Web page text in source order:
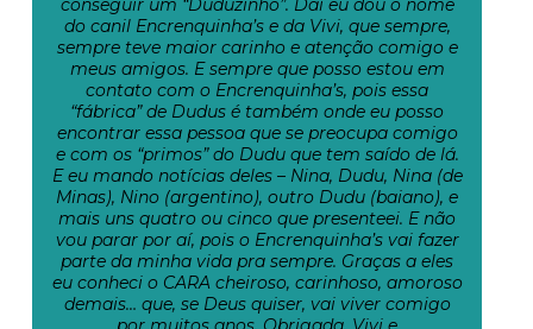
conseguir um “Duduzinho”. Daí eu dou o nome
do canil Encrenquinha’s e da Vivi, que sempre,
sempre teve maior carinho e atenção comigo e
meus amigos. E sempre que posso estou em
contato com o Encrenquinha’s, pois essa
“fábrica” de Dudus é também onde eu posso
encontrar essa pessoa que se preocupa comigo
e com os “primos” do Dudu que tem saído de lá.
E eu mando notícias deles – Nina, Dudu, Nina (de
Minas), Nino (argentino), outro Dudu (baiano), e
mais uns quatro ou cinco que presenteei. E não
vou parar por aí, pois o Encrenquinha’s vai fazer
parte da minha vida pra sempre. Graças a eles
eu conheci o CARA cheiroso, carinhoso, amoroso
demais… que, se Deus quiser, vai viver comigo